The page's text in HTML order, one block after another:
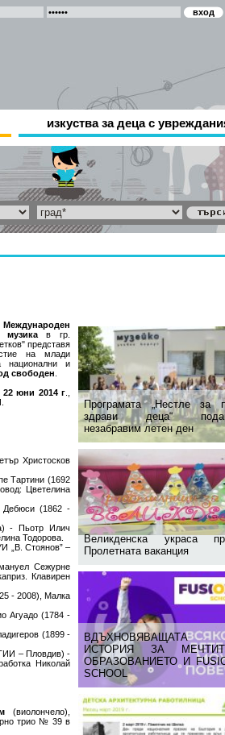
изкуства за деца с
Програмата „Нестле за
здрави деца“
незабравим летен ден
Великденска украса
Пролетната ваканция
ВДЪХНОВЯВАЩАТА
ИСТОРИЯ ЗА
ОБРАЗОВАНИЕТО И
SCHOOL
музикав гр.
представя
на млади
национални и
свободен
22 юни 2014 г
Христосков
Тартини (1692
Цветелина
Дебюси (1862 -
- Пьотр Илич
Тодорова.
„В. Стоянов” –
Сежурне
Клавирен
- 2008), Малка
Агуадо (1784 -
(1899 -
– Пловдив) -
Николай
(виолончело),
трио № 39 в